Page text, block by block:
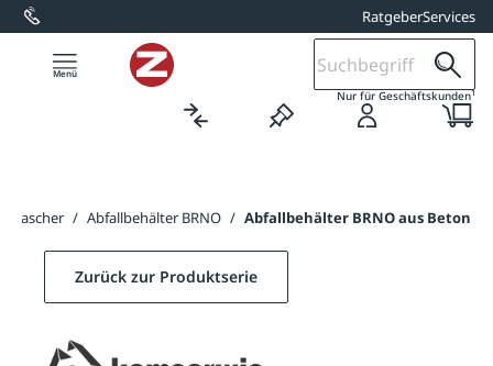
springen RatgeberServices
Nur für Geschäftskunden1
/ Abfallbehälter BRNO / Abfallbehälter BRNO aus Beton
Zurück zur Produktserie